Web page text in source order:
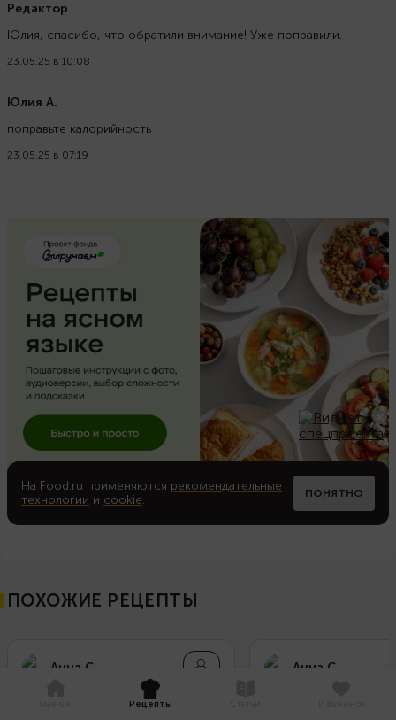
Редактор
Юлия, спасибо, что обратили внимание! Уже поправили.
23.05.25 в 10:08
Юлия А.
поправьте калорийность
23.05.25 в 07:19
ПОХОЖИЕ РЕЦЕПТЫ
Анна С. Анна С.
На Food.ru применяются рекомендательные
технологии и cookie. ПОНЯТНО
Рецепты